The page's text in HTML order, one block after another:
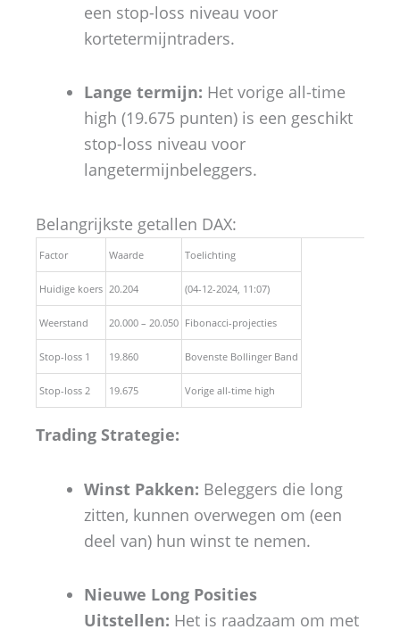
een stop-loss niveau voor
kortetermijntraders.
Lange termijn: Het vorige all-time
high (19.675 punten) is een geschikt
stop-loss niveau voor
langetermijnbeleggers.
Belangrijkste getallen DAX:
Factor Waarde Toelichting
Huidige koers 20.204 (04-12-2024, 11:07)
Weerstand 20.000 – 20.050 Fibonacci-projecties
Stop-loss 1 19.860 Bovenste Bollinger Band
Stop-loss 2 19.675 Vorige all-time high
Trading Strategie:
Winst Pakken: Beleggers die long
zitten, kunnen overwegen om (een
deel van) hun winst te nemen.
Nieuwe Long Posities
Uitstellen: Het is raadzaam om met